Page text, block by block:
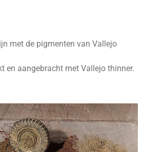
met de pigmenten van Vallejo
en aangebracht met Vallejo thinner.